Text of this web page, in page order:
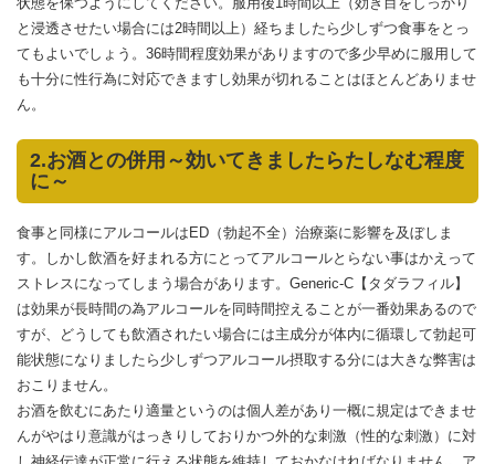
と浸透させたい場合には2時間以上）経ちましたら少しずつ食事をとっ
てもよいでしょう。36時間程度効果がありますので多少早めに服用して
も十分に性行為に対応できますし効果が切れることはほとんどありませ
ん。
2.お酒との併用～効いてきましたらたしなむ程度
に～
食事と同様にアルコールはED（勃起不全）治療薬に影響を及ぼしま
す。しかし飲酒を好まれる方にとってアルコールとらない事はかえって
ストレスになってしまう場合があります。Generic-C【タダラフィル】
は効果が長時間の為アルコールを同時間控えることが一番効果あるので
すが、どうしても飲酒されたい場合には主成分が体内に循環して勃起可
能状態になりましたら少しずつアルコール摂取する分には大きな弊害は
おこりません。
お酒を飲むにあたり適量というのは個人差があり一概に規定はできませ
んがやはり意識がはっきりしておりかつ外的な刺激（性的な刺激）に対